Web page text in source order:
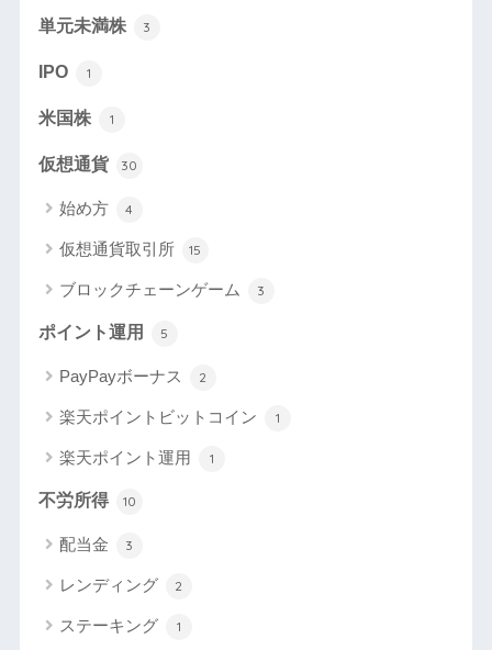
単元未満株 3
IPO 1
米国株 1
仮想通貨 30
始め方 4
仮想通貨取引所 15
ブロックチェーンゲーム 3
ポイント運用 5
PayPayボーナス 2
楽天ポイントビットコイン 1
楽天ポイント運用 1
不労所得 10
配当金 3
レンディング 2
ステーキング 1